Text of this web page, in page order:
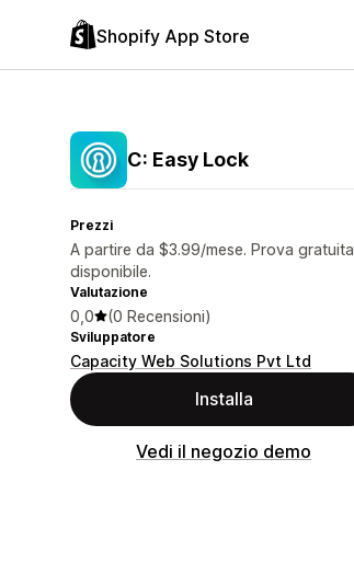
Shopify App Store
C: Easy Lock
Prezzi
A partire da $3.99/mese. Prova gratuita
disponibile.
Valutazione
0,0 (0 Recensioni)
Sviluppatore
Capacity Web Solutions Pvt Ltd
Installa
Vedi il negozio demo